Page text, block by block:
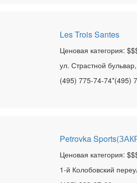
Les Trois Santes
Ценовая категория:
ул. Страстной
(495) 775-74-74*(495)
Petrovka
Ценовая категория:
1-й Колобовский